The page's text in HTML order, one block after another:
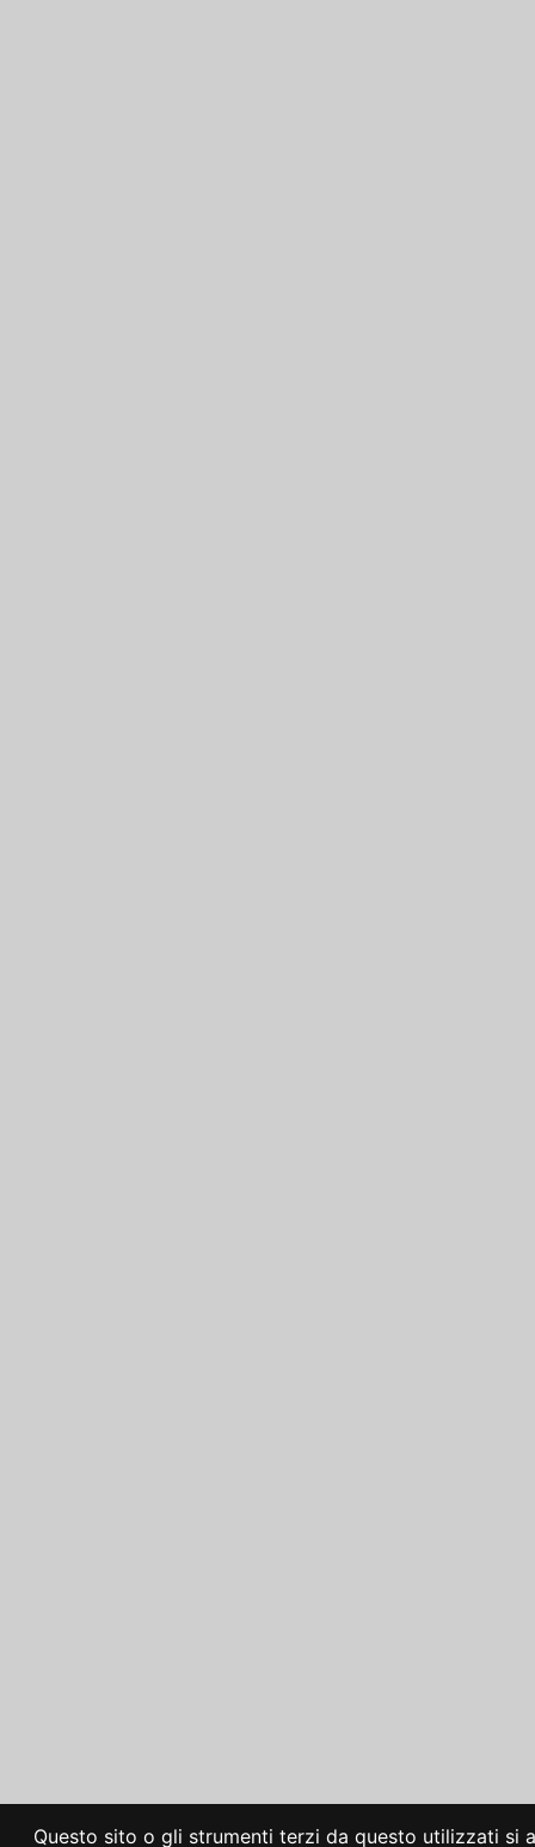
Questo sito o gli strumenti terzi da questo utilizzati si